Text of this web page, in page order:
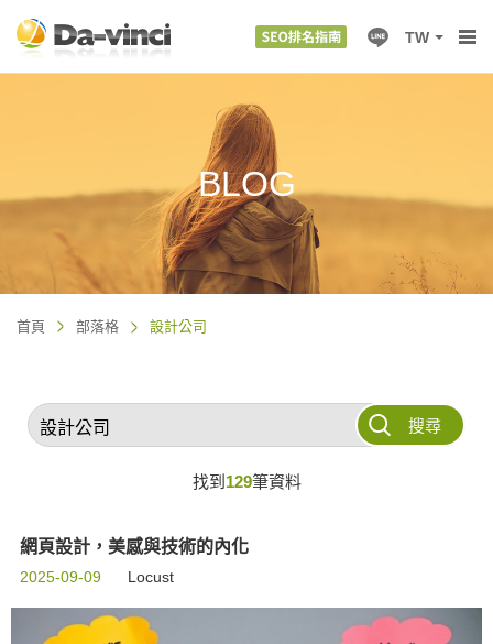
TW
BLOG
首頁 部落格 設計公司
搜尋
找到 129筆資料
網頁設計，美感與技術的內化
2025-09-09 Locust